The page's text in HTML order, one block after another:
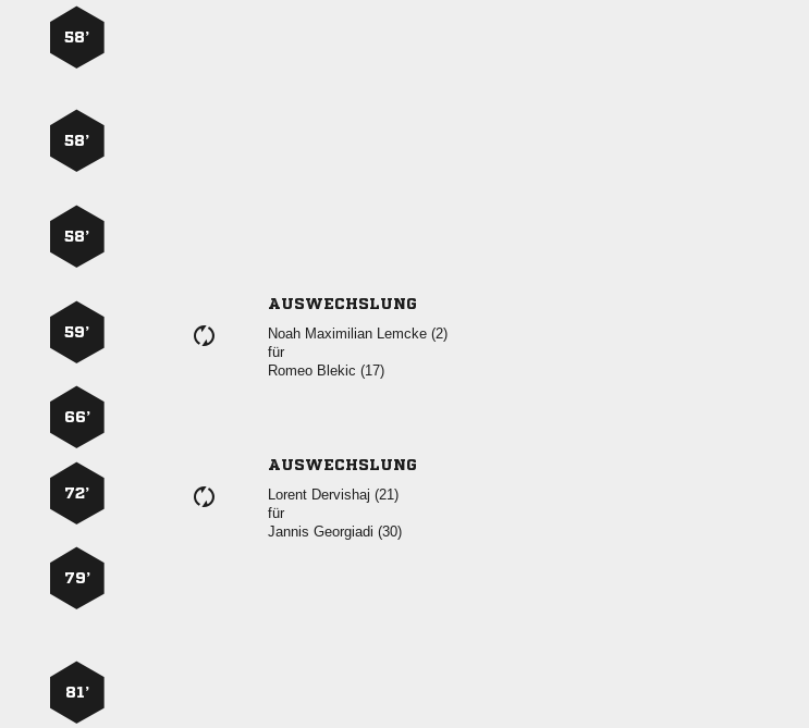
58’
58’
58’
59’
AUSWECHSLUNG
   
für
  
66’
72’
AUSWECHSLUNG
  
für
  
79’
81’